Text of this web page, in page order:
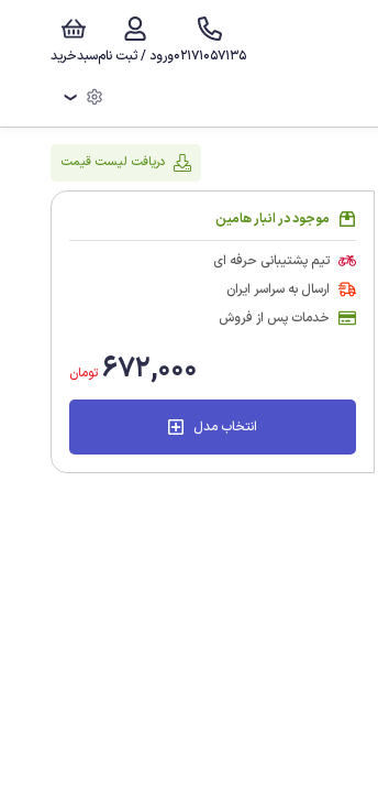
سبدخریدورود / ثبت نام02171057135
❯
دریافت لیست قیمت
موجود در انبار هامین
تیم پشتیبانی حرفه ای
ارسال به سراسر ایران
خدمات پس از فروش
672,000 تومان
انتخاب مدل